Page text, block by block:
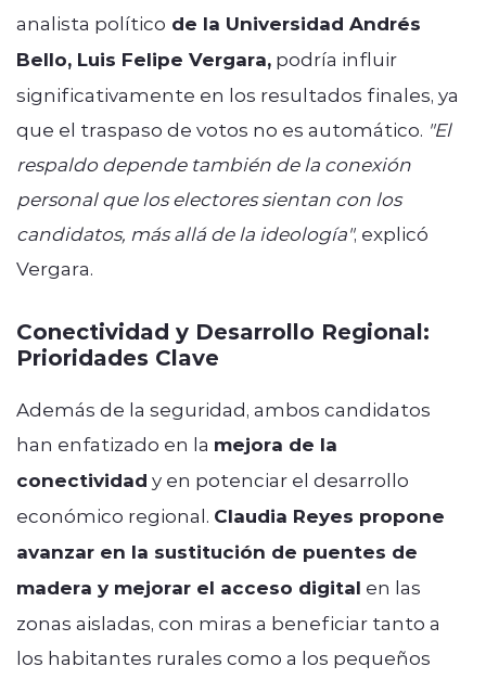
analista político de la Universidad Andrés
Bello, Luis Felipe Vergara, podría influir
significativamente en los resultados finales, ya
que el traspaso de votos no es automático. "El
respaldo depende también de la conexión
personal que los electores sientan con los
candidatos, más allá de la ideología", explicó
Vergara.
Conectividad y Desarrollo Regional:
Prioridades Clave
Además de la seguridad, ambos candidatos
han enfatizado en la mejora de la
conectividad y en potenciar el desarrollo
económico regional. Claudia Reyes propone
avanzar en la sustitución de puentes de
madera y mejorar el acceso digital en las
zonas aisladas, con miras a beneficiar tanto a
los habitantes rurales como a los pequeños